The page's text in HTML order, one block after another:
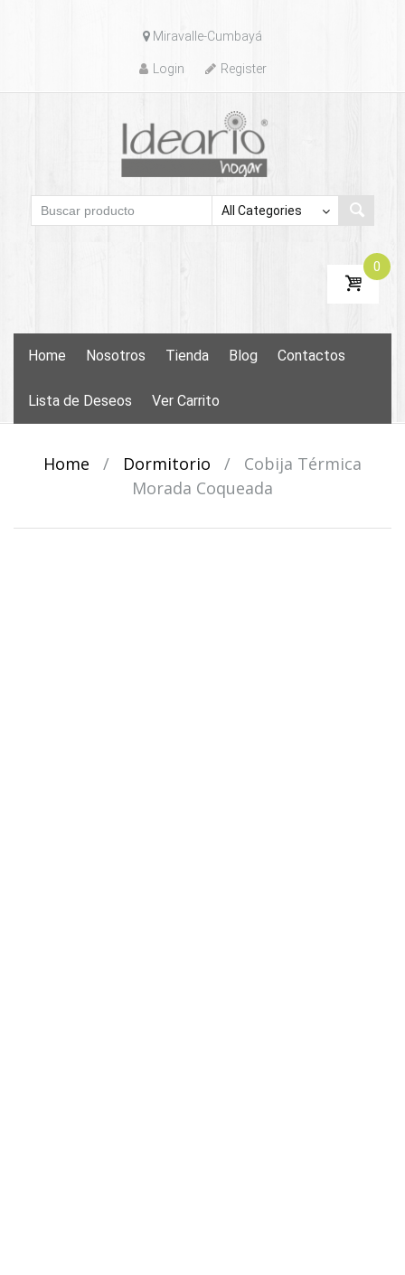
to
Miravalle-Cumbayá
Login Register
0
Home Nosotros Tienda Blog Contactos
Lista de Deseos Ver Carrito
Home / Dormitorio /
Cobija Térmica
Morada Coqueada